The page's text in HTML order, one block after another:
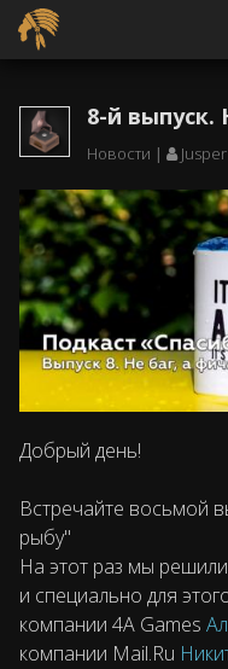
8-й выпуск.
Новости Jusper
Добрый день!
Встречайте восьмой
рыбу"
На этот раз мы
и специально для
компании 4A Games
компании Mail.Ru